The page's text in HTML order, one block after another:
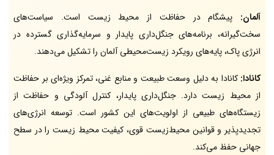
آلمان: پیشگام در حفاظت از محیط زیست است. سیاست‌های
سخت‌گیرانه، برنامه‌های جنگل‌داری پایدار و سرمایه‌گذاری گسترده در
انرژی پاک، پایه‌های رویکرد زیست‌محیطی آلمان را تشکیل می‌دهند.
کانادا: کانادا به دلیل وسعت طبیعت و منابع غنی، تمرکز ویژه‌ای بر حفاظت
از محیط زیست دارد. جنگل‌داری پایدار، کنترل آلودگی و حفاظت از
زیستگاه‌های طبیعی از اولویت‌های این کشور است. توسعه انرژی‌های
تجدیدپذیر و قوانین محیط‌زیست قوی، کیفیت محیط زیست را در سطح
جهانی حفظ می‌کند.